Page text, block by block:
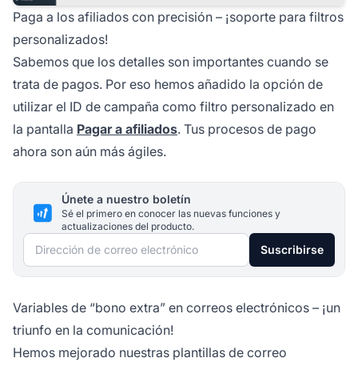
Paga a los afiliados con precisión – ¡soporte para filtros
personalizados!
Sabemos que los detalles son importantes cuando se
trata de pagos. Por eso hemos añadido la opción de
utilizar el ID de campaña como filtro personalizado en
la pantalla Pagar a afiliados. Tus procesos de pago
ahora son aún más ágiles.
Únete a nuestro boletín
Sé el primero en conocer las nuevas funciones y
actualizaciones del producto.
Dirección de correo electrónico Suscribirse
Variables de “bono extra” en correos electrónicos – ¡un
triunfo en la comunicación!
Hemos mejorado nuestras plantillas de correo